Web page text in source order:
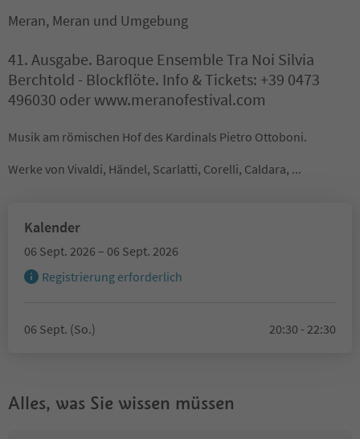
Meran, Meran und Umgebung
41. Ausgabe. Baroque Ensemble Tra Noi Silvia
Berchtold - Blockflöte. Info & Tickets: +39 0473
496030 oder www.meranofestival.com
Musik am römischen Hof des Kardinals Pietro Ottoboni.
Werke von Vivaldi, Händel, Scarlatti, Corelli, Caldara, ...
Kalender
06 Sept. 2026 – 06 Sept. 2026
Registrierung erforderlich
06 Sept. (So.) 20:30 - 22:30
Alles, was Sie wissen müssen